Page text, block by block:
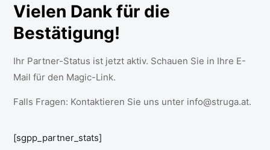
Vielen Dank für die
Bestätigung!
Ihr Partner-Status ist jetzt aktiv. Schauen Sie in Ihre E-
Mail für den Magic-Link.
Falls Fragen: Kontaktieren Sie uns unter info@struga.at.
[sgpp_partner_stats]